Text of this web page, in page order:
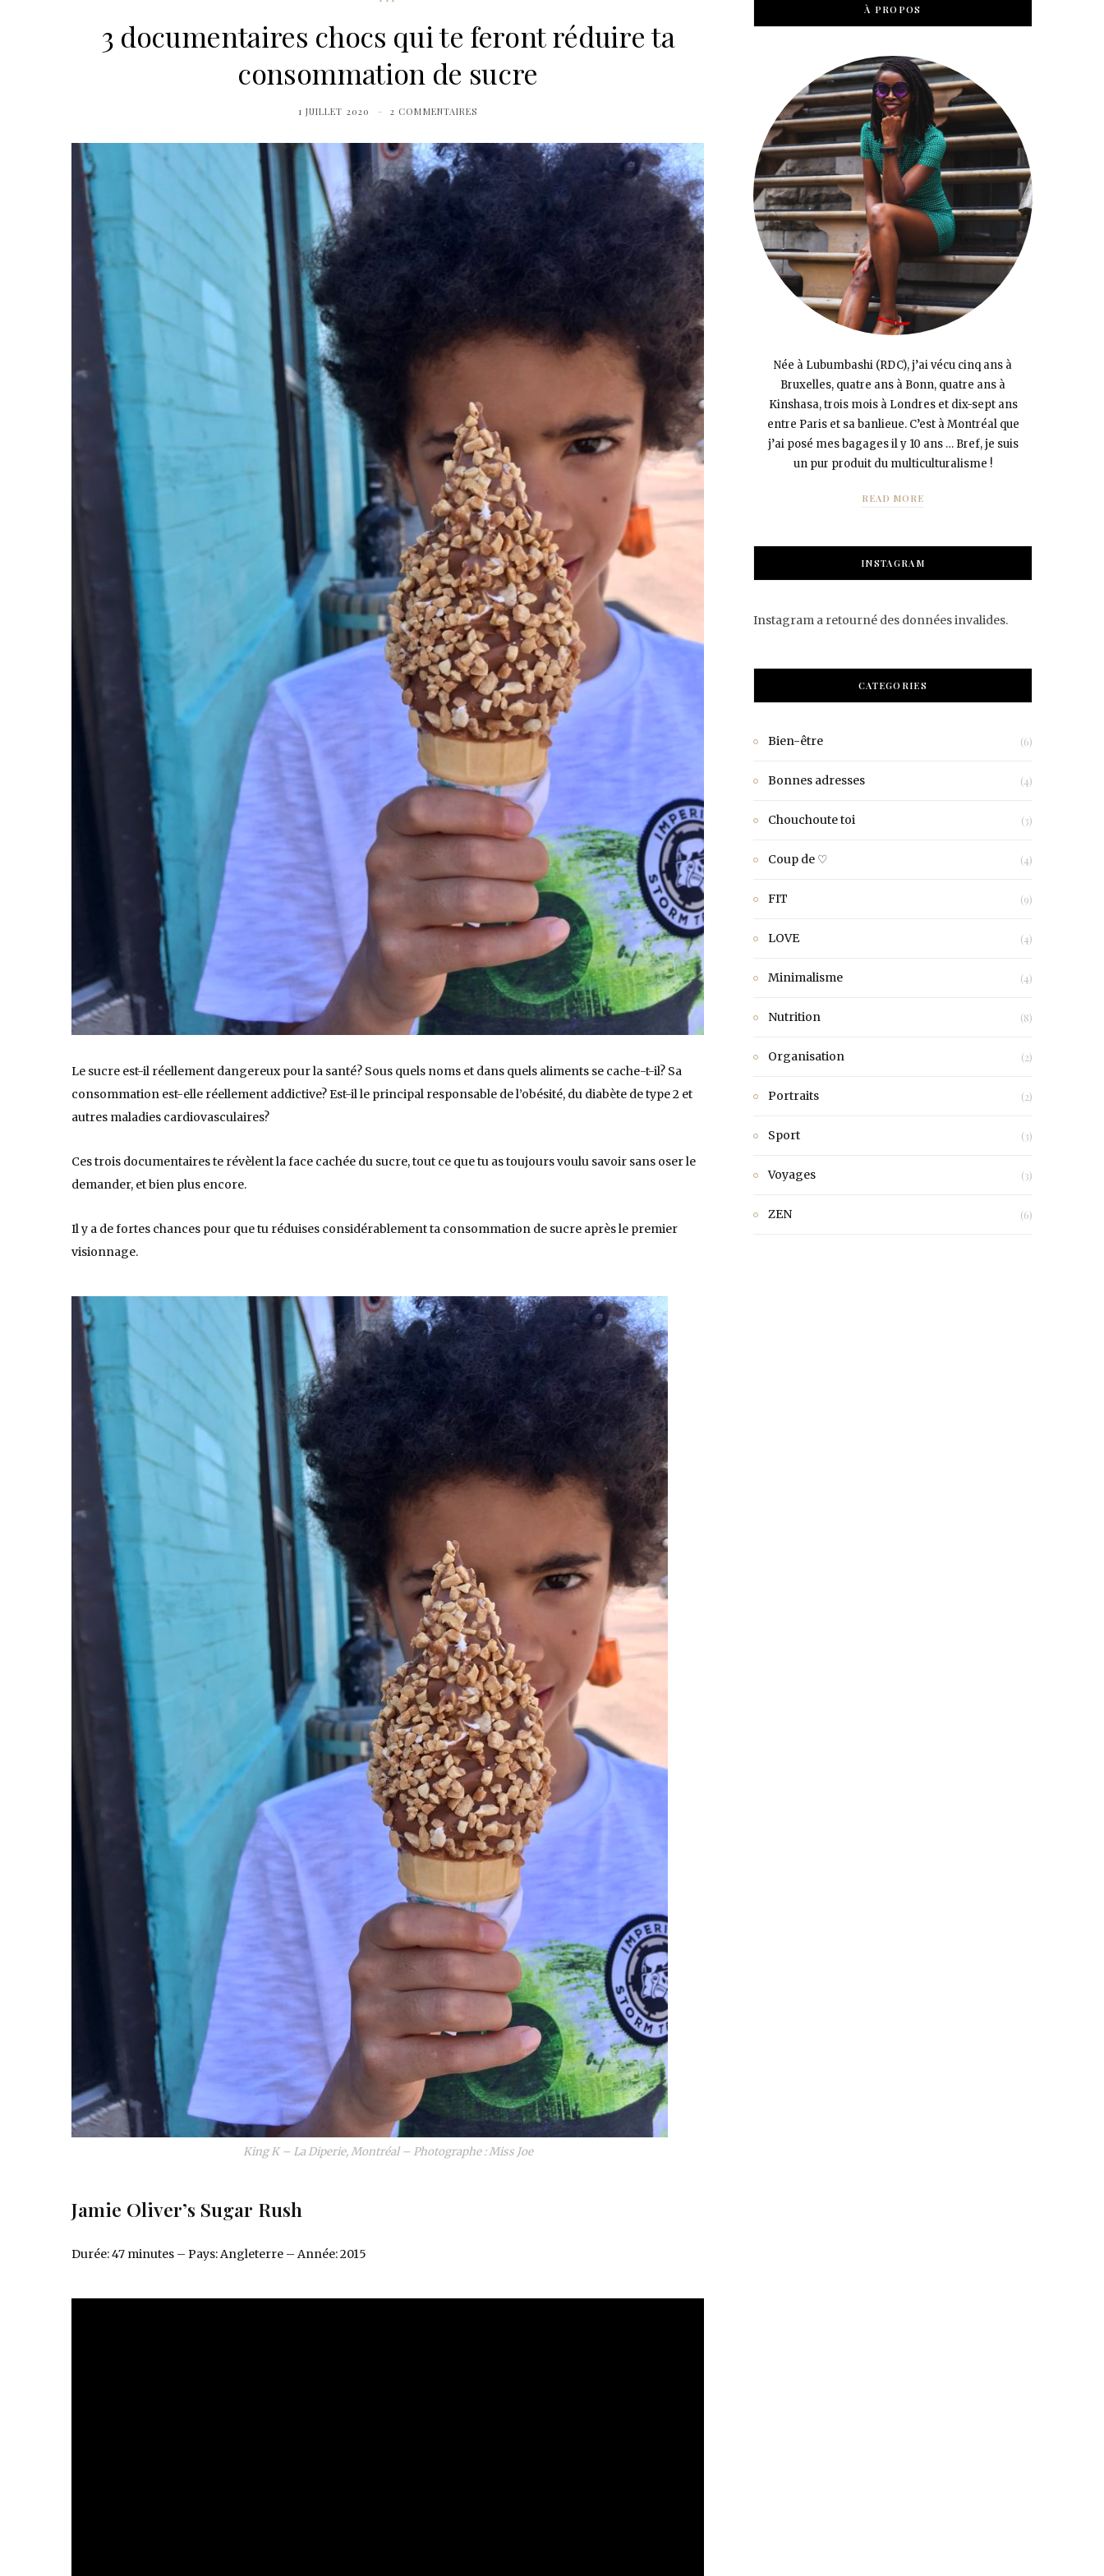
3 documentaires chocs qui te feront réduire ta
consommation de sucre
1 JUILLET 2020 2 COMMENTAIRES
Le sucre est-il réellement dangereux pour la santé? Sous quels noms et dans quels aliments se cache-t-il? Sa
consommation est-elle réellement addictive? Est-il le principal responsable de l’obésité, du diabète de type 2 et
autres maladies cardiovasculaires?
Ces trois documentaires te révèlent la face cachée du sucre, tout ce que tu as toujours voulu savoir sans oser le
demander, et bien plus encore.
Il y a de fortes chances pour que tu réduises considérablement ta consommation de sucre après le premier
visionnage.
King K – La Diperie, Montréal – Photographe : Miss Joe
Jamie Oliver’s Sugar Rush
Durée: 47 minutes – Pays: Angleterre – Année: 2015
À PROPOS
Née à Lubumbashi (RDC), j’ai vécu cinq ans à
Bruxelles, quatre ans à Bonn, quatre ans à
Kinshasa, trois mois à Londres et dix-sept ans
entre Paris et sa banlieue. C’est à Montréal que
j’ai posé mes bagages il y 10 ans … Bref, je suis
un pur produit du multiculturalisme !
READ MORE
INSTAGRAM
Instagram a retourné des données invalides.
CATEGORIES
Bien-être (6)
Bonnes adresses (4)
Chouchoute toi (3)
Coup de ♡ (4)
FIT (9)
LOVE (4)
Minimalisme (4)
Nutrition (8)
Organisation (2)
Portraits (2)
Sport (3)
Voyages (3)
ZEN (6)